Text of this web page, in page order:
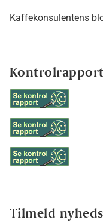
Kaffekonsulentens
Tilmeld